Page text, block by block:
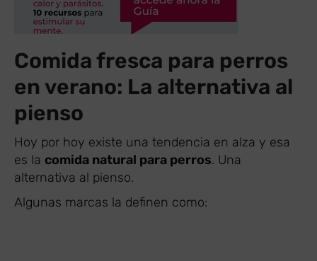
Comida fresca para perros
en verano: La alternativa al
pienso
Hoy por hoy existe una tendencia en alza y esa
es la comida natural para perros. Una
alternativa al pienso.
Algunas marcas la definen como: